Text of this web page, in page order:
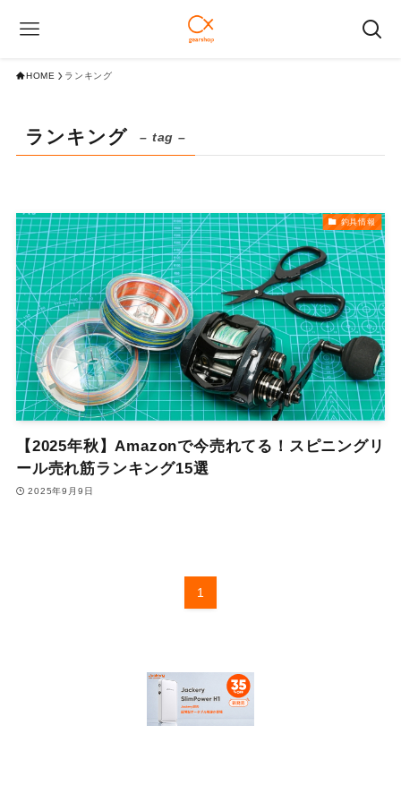
HOME ランキング
ランキング – tag –
釣具情報
【2025年秋】Amazonで今売れてる！スピニングリ
ール売れ筋ランキング15選
2025年9月9日
1